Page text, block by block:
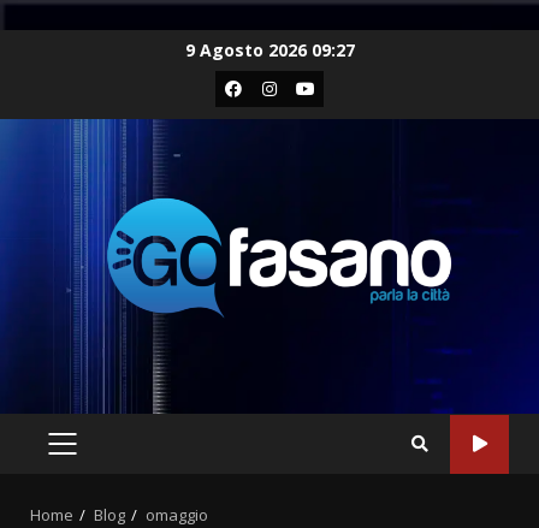
9 Agosto 2026 09:27
Facebook
Instagram
Youtube
PRIMARY
Home Blog omaggio